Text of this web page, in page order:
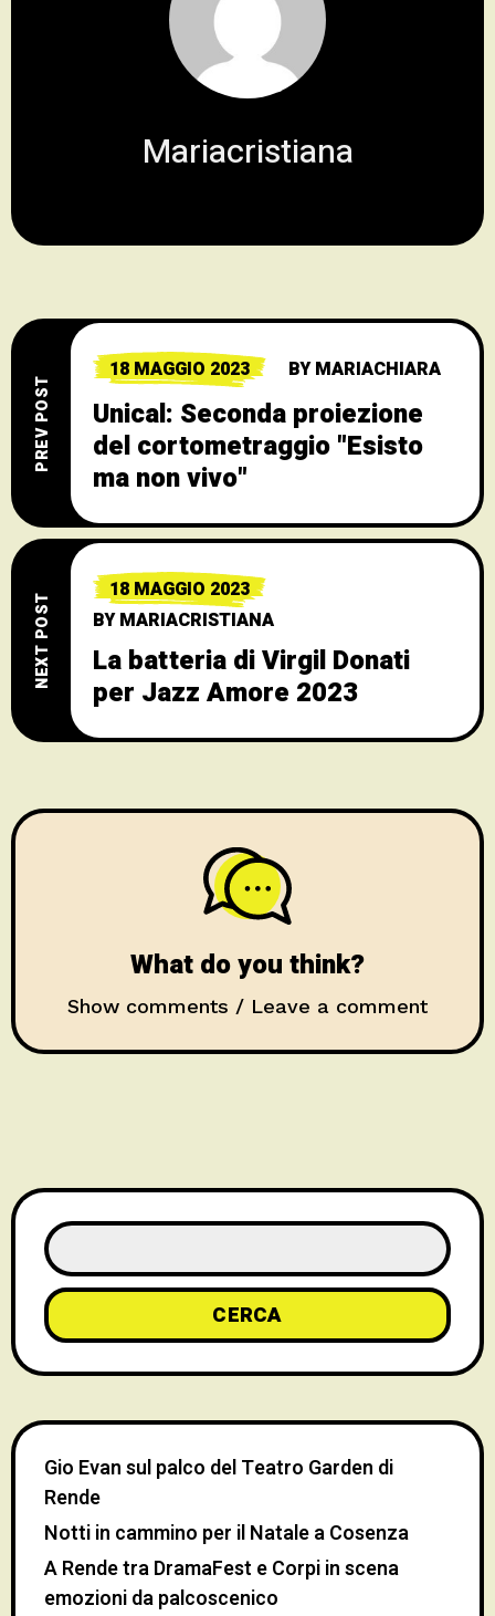
Mariacristiana
PREV POST
18 MAGGIO 2023 BYMARIACHIARA
Unical: Seconda proiezione
del cortometraggio "Esisto
ma non vivo"
NEXT POST
18 MAGGIO 2023
BYMARIACRISTIANA
La batteria di Virgil Donati
per Jazz Amore 2023
What do you think?
Show comments / Leave a comment
CERCA
Gio Evan sul palco del Teatro Garden di
Rende
Notti in cammino per il Natale a Cosenza
A Rende tra DramaFest e Corpi in scena
emozioni da palcoscenico